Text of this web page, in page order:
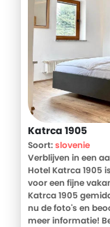
Katrca 1905
Soort:slovenie
Verblijven in een
Hotel Katrca 1905
voor een fijne
Katrca 1905
nu de foto's en
meer informatie!